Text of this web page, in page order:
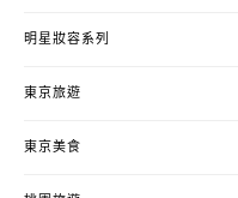
明星妝容系列
東京旅遊
東京美食